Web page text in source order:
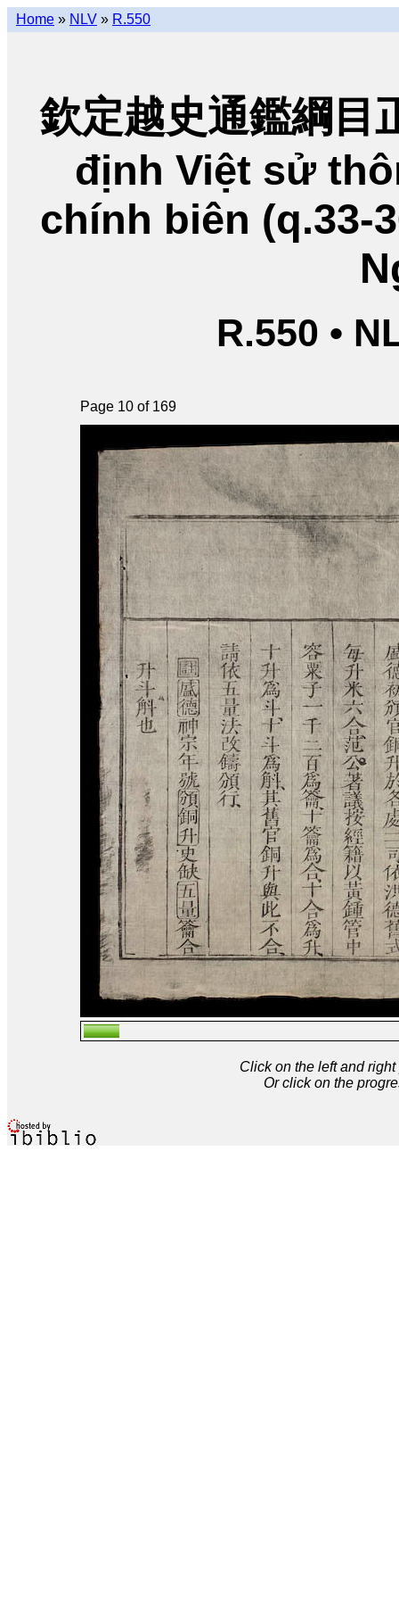
Home » NLV » R.550
欽定越史通鑑綱目
định Việt sử
chính biên (q.33-
R.550 •
Page 10 of 169
Click on the left and
Or click on the